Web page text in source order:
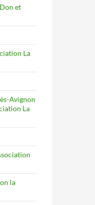
et
La
Avignon
La
la